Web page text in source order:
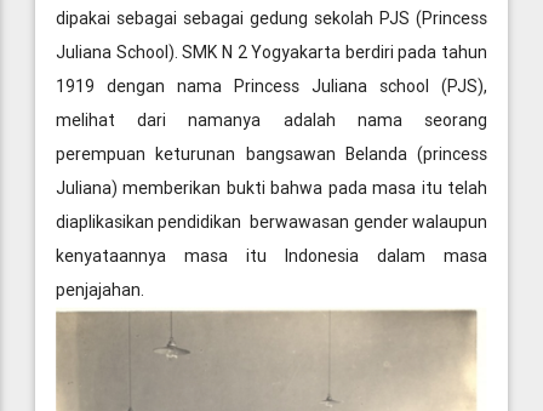
dipakai sebagai sebagai gedung sekolah PJS (Princess
Juliana School). SMK N 2 Yogyakarta berdiri pada tahun
1919 dengan nama Princess Juliana school (PJS),
melihat dari namanya adalah nama seorang
perempuan keturunan bangsawan Belanda (princess
Juliana) memberikan bukti bahwa pada masa itu telah
diaplikasikan pendidikan berwawasan gender walaupun
kenyataannya masa itu Indonesia dalam masa
penjajahan.